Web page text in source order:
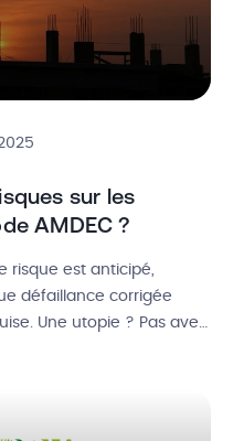
sur les
AMDEC ?
risque est anticipé,
défaillance corrigée
Une utopie ? Pas avec